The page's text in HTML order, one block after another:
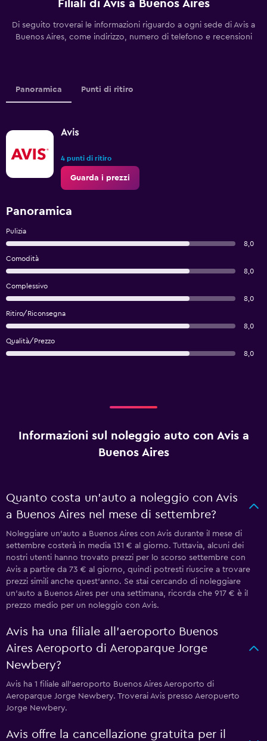
Filiali di Avis a Buenos Aires
Di seguito troverai le informazioni riguardo a ogni sede di Avis a
Buenos Aires, come indirizzo, numero di telefono e recensioni
Panoramica Punti di ritiro
Avis
4 punti di ritiro
Guarda i prezzi
Panoramica
Pulizia
8,0
Comodità
8,0
Complessivo
8,0
Ritiro/Riconsegna
8,0
Qualità/Prezzo
8,0
Informazioni sul noleggio auto con Avis a
Buenos Aires
Quanto costa un'auto a noleggio con Avis
a Buenos Aires nel mese di settembre?
Noleggiare un'auto a Buenos Aires con Avis durante il mese di
settembre costerà in media 131 € al giorno. Tuttavia, alcuni dei
nostri utenti hanno trovato prezzi per lo scorso settembre con
Avis a partire da 73 € al giorno, quindi potresti riuscire a trovare
prezzi simili anche quest'anno. Se stai cercando di noleggiare
un'auto a Buenos Aires per una settimana, ricorda che 917 € è il
prezzo medio per un noleggio con Avis.
Avis ha una filiale all'aeroporto Buenos
Aires Aeroporto di Aeroparque Jorge
Newbery?
Avis ha 1 filiale all'aeroporto Buenos Aires Aeroporto di
Aeroparque Jorge Newbery. Troverai Avis presso Aeropuerto
Jorge Newbery.
Avis offre la cancellazione gratuita per il